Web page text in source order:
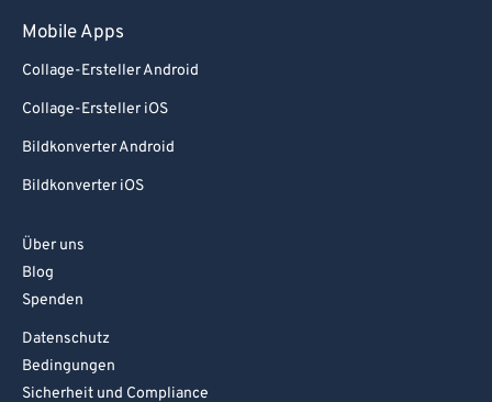
Mobile Apps
Collage-Ersteller Android
Collage-Ersteller iOS
Bildkonverter Android
Bildkonverter iOS
Über uns
Blog
Spenden
Datenschutz
Bedingungen
Sicherheit und Compliance